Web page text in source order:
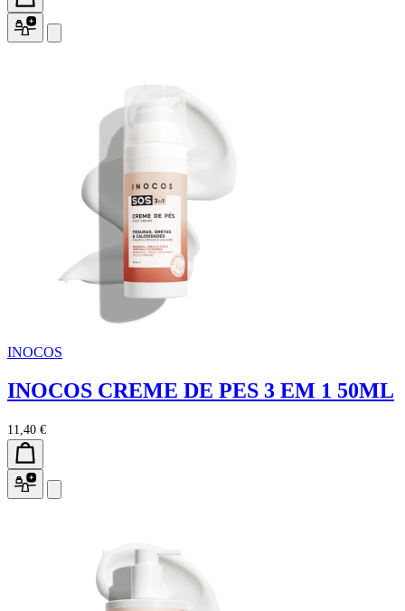
INOCOS
INOCOS CREME DE PES 3 EM 1 50ML
11,40 €